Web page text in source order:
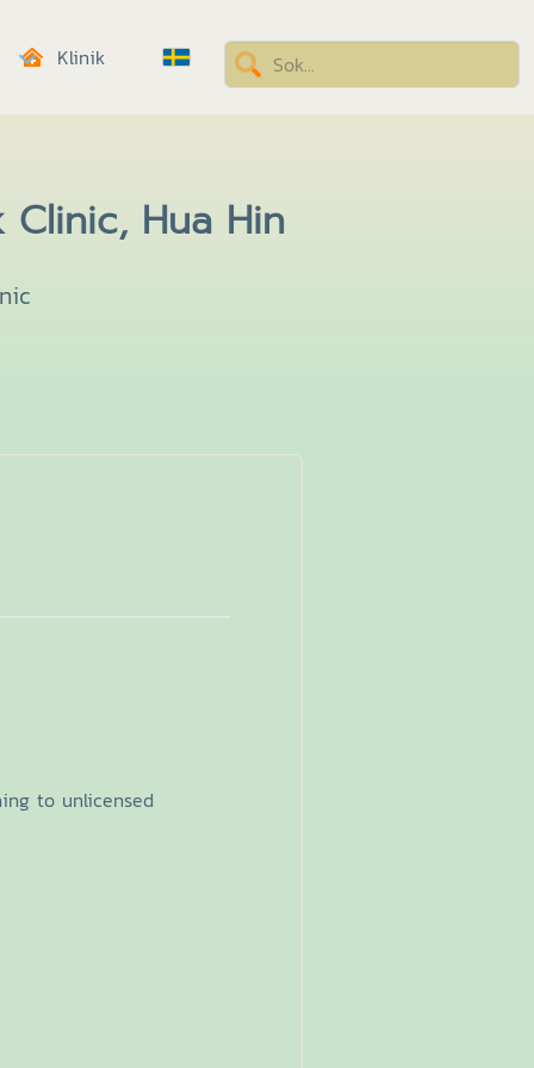
Klinik
Hua Hin
to unlicensed